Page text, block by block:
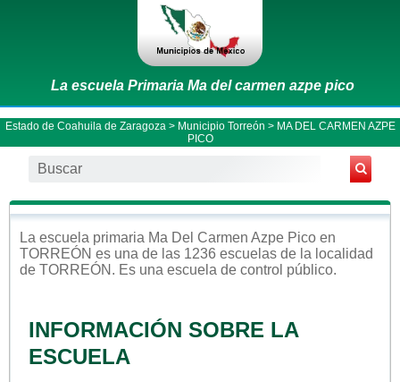
La escuela Primaria Ma del carmen azpe pico
Estado de Coahuila de Zaragoza > Municipio Torreón > MA DEL CARMEN AZPE
PICO
La escuela primaria Ma Del Carmen Azpe Pico en
TORREÓN es una de las 1236 escuelas de la localidad
de TORREÓN . Es una escuela de control público.
INFORMACIÓN SOBRE LA
ESCUELA